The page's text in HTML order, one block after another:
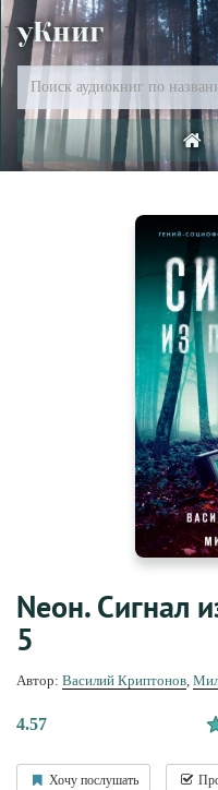
уКниг
Nеон. Сигнал
5
Автор: Василий Криптонов,
4.57
Хочу послушать